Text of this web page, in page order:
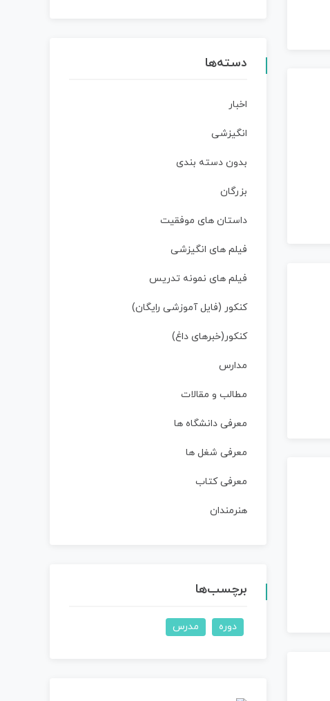
دسته‌ها
اخبار
انگیزشی
بدون دسته بندی
بزرگان
داستان‌ های موفقیت
فیلم های انگیزشی
فیلم های نمونه تدریس
کنکور (فایل آموزشی رایگان)
کنکور(خبرهای داغ)
مدارس
مطالب و مقالات
معرفی دانشگاه ها
معرفی شغل ها
معرفی کتاب
هنرمندان
برچسب‌ها
دوره مدرس